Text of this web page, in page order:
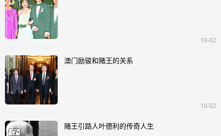
10-02
澳门励骏和赌王的关系
10-02
赌王引路人叶德利的传奇人生